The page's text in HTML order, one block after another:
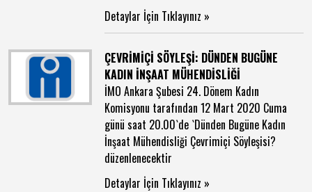
Detaylar İçin Tıklayınız »
ÇEVRİMİÇİ SÖYLEŞİ: DÜNDEN BUGÜNE
KADIN İNŞAAT MÜHENDİSLİĞİ
İMO Ankara Şubesi 24. Dönem Kadın
Komisyonu tarafından 12 Mart 2020 Cuma
günü saat 20.00`de `Dünden Bugüne Kadın
İnşaat Mühendisliği Çevrimiçi Söyleşisi?
düzenlenecektir
Detaylar İçin Tıklayınız »